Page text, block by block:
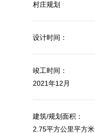
村庄规划
设计时间：
竣工时间：
2021年12月
建筑/规划面积：
2.75平方公里平方米